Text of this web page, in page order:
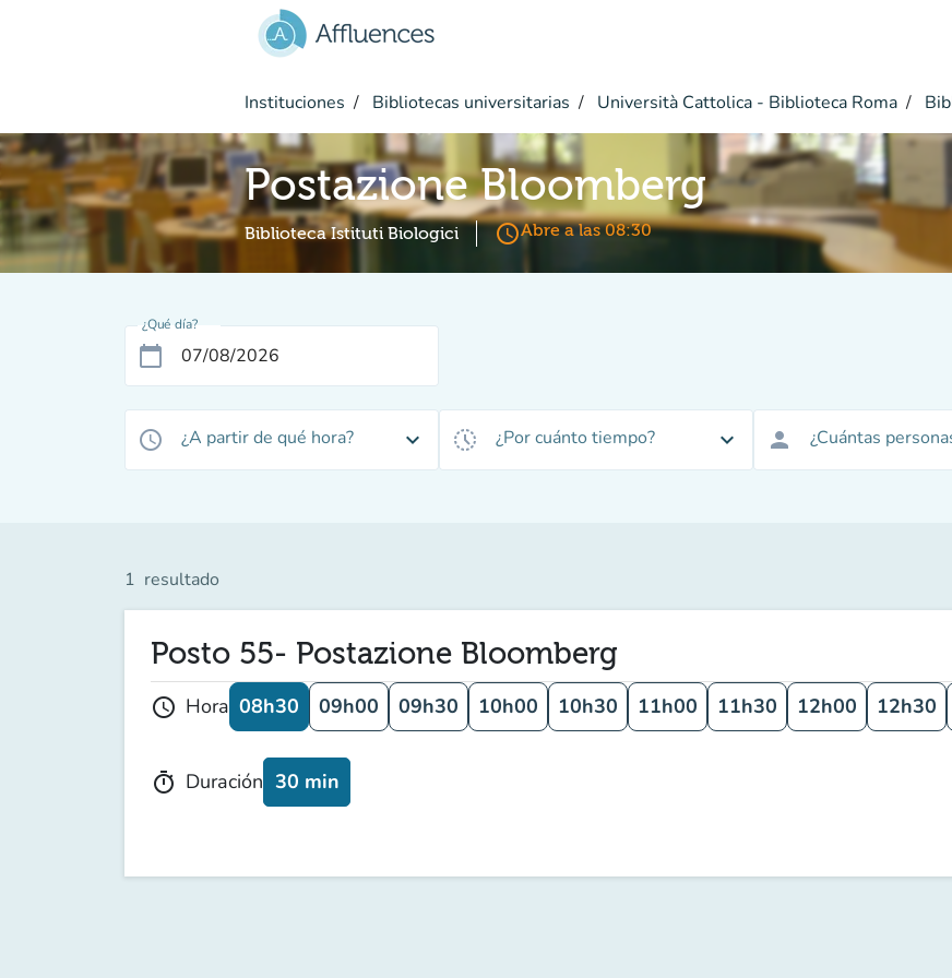
Instituciones Bibliotecas universitarias Università Cattolica - Biblioteca Roma
Postazione Bloomberg
Biblioteca Istituti Biologici access_timeAbre a las 08:30
¿Qué día?
calendar_today
access_time ¿A partir de qué hora? expand_more history_toggle_off ¿Por cuánto tiempo? expand_more person ¿Cuántas
1 resultado
Posto 55- Postazione Bloomberg
schedule Hora 08h30 09h00 09h30 10h00 10h30 11h00 11h30 12h00 12h30
timer Duración 30 min